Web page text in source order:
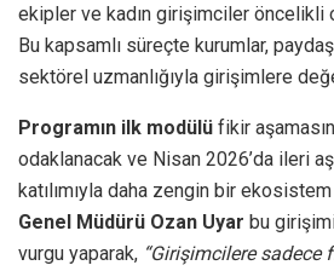
ekipler ve kadın girişimciler öncelikli
Bu kapsamlı süreçte kurumlar,
sektörel uzmanlığıyla girişimlere
Programın ilk modülü fikir
odaklanacak ve Nisan 2026’da ileri
katılımıyla daha zengin bir
Genel Müdürü Ozan Uyar bu
vurgu yaparak, “Girişimcilere sadece